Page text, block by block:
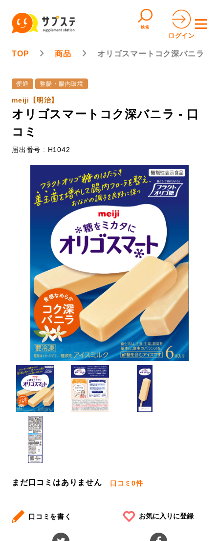
検索
ログイン
TOP 商品 オリゴスマートコク深バニラ
便通 整腸・腸内環境
meiji【明治】
オリゴスマートコク深バニラ - 口
コミ
届出番号 : H1042
まだ口コミはありません 口コミ0件
口コミを書く お気に入りに登録